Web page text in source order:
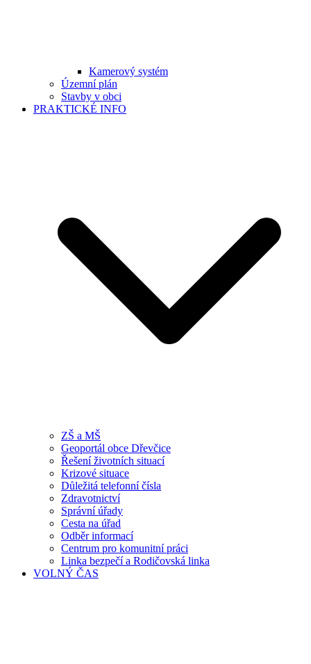
Kamerový systém
Územní plán
Stavby v obci
PRAKTICKÉ INFO
ZŠ a MŠ
Geoportál obce Dřevčice
Řešení životních situací
Krizové situace
Důležitá telefonní čísla
Zdravotnictví
Správní úřady
Cesta na úřad
Odběr informací
Centrum pro komunitní práci
Linka bezpečí a Rodičovská linka
VOLNÝ ČAS